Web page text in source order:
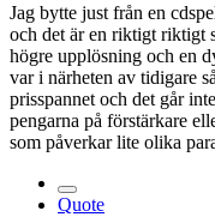
Jag bytte just från en
och det är en riktigt riktigt
högre upplösning och en
var i närheten av tidigare
prisspannet och det går
pengarna på förstärkare
som påverkar lite olika
Quote